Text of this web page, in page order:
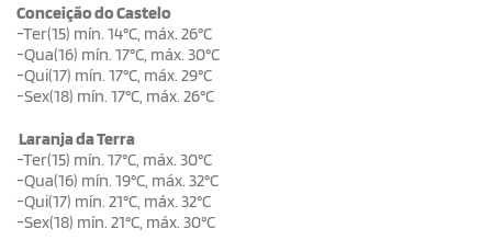
Conceição do Castelo
-Ter(15) mín. 14°C, máx. 26°C
-Qua(16) mín. 17°C, máx. 30°C
-Qui(17) mín. 17°C, máx. 29°C
-Sex(18) mín. 17°C, máx. 26°C
Laranja da Terra
-Ter(15) mín. 17°C, máx. 30°C
-Qua(16) mín. 19°C, máx. 32°C
-Qui(17) mín. 21°C, máx. 32°C
-Sex(18) mín. 21°C, máx. 30°C